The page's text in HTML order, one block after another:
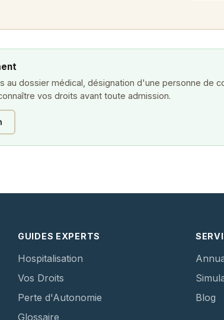
au dossier médical, désignation d'une personne de
vos droits avant toute admission.
GUIDES EXPERTS
Hospitalisation
Vos Droits
Perte d'Autonomie
Glossaire
Blog